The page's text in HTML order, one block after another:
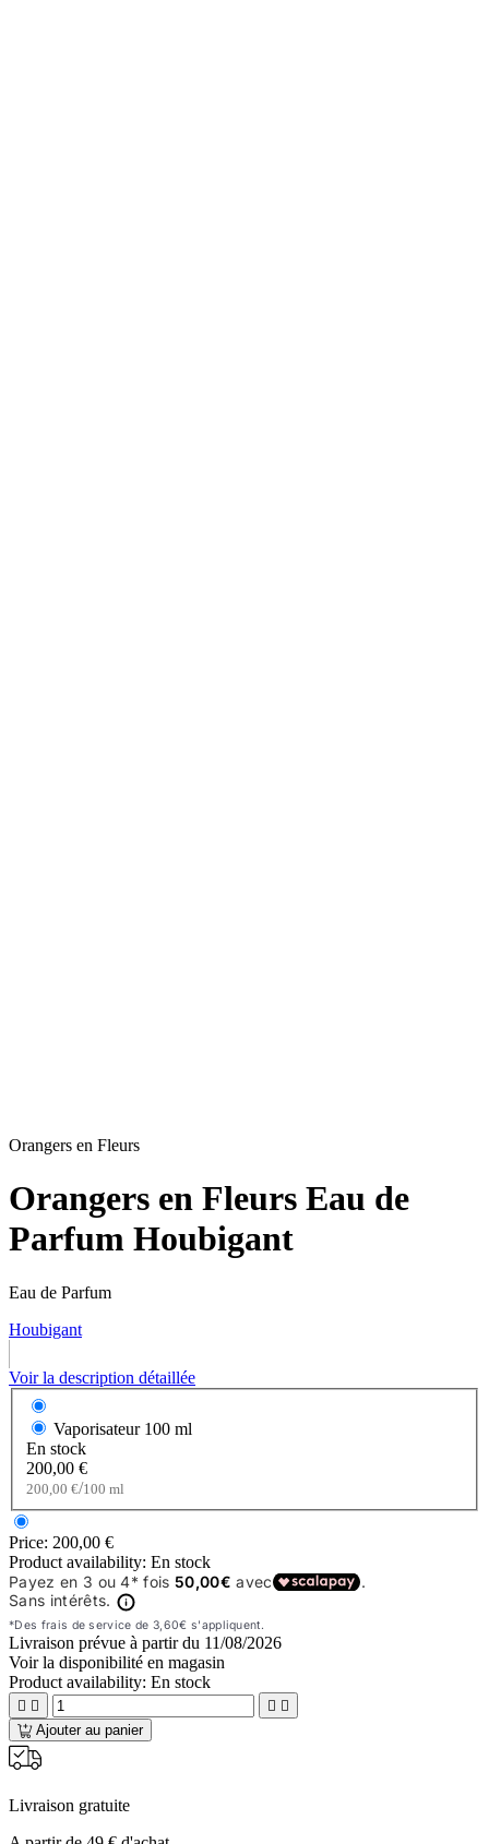
Orangers en Fleurs
Orangers en Fleurs Eau de
Parfum Houbigant
Eau de Parfum
Houbigant
Voir la description détaillée
Vaporisateur 100 ml
En stock
200,00 €
200,00 €/100 ml
Price: 200,00 €
Product availability: En stock
Livraison prévue à partir du 11/08/2026
Voir la disponibilité en magasin
Product availability: En stock
   
Ajouter au panier
Livraison gratuite